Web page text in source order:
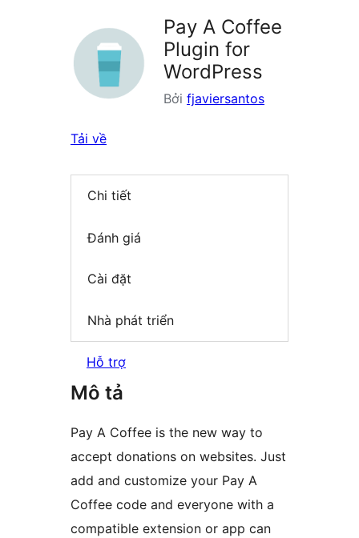
Pay A Coffee
Plugin for
WordPress
Bởi fjaviersantos
Tải về
Chi tiết
Đánh giá
Cài đặt
Nhà phát triển
Hỗ trợ
Mô tả
Pay A Coffee is the new way to
accept donations on websites. Just
add and customize your Pay A
Coffee code and everyone with a
compatible extension or app can